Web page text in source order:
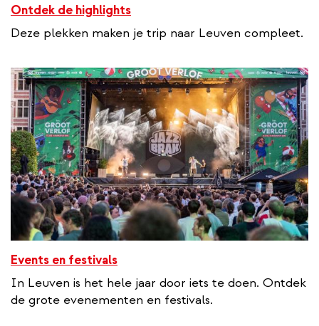
Ontdek de highlights
Deze plekken maken je trip naar Leuven compleet.
Events en festivals
In Leuven is het hele jaar door iets te doen. Ontdek
de grote evenementen en festivals.